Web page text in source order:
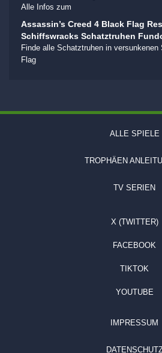
Alle Infos zum
Assassin’s Creed 4 Black Flag
Schiffswracks Schatztruhen
Finde alle Schatztruhen in
Flag
ALLE SPIELE
TROPHÄEN
TV SERIEN
X (TWITTER)
FACEBOOK
TIKTOK
YOUTUBE
IMPRESSUM